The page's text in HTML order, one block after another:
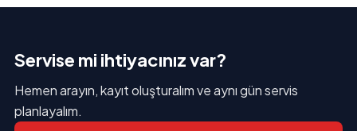
Servise mi ihtiyacınız var?
Hemen arayın, kayıt oluşturalım ve aynı gün servis
planlayalım.